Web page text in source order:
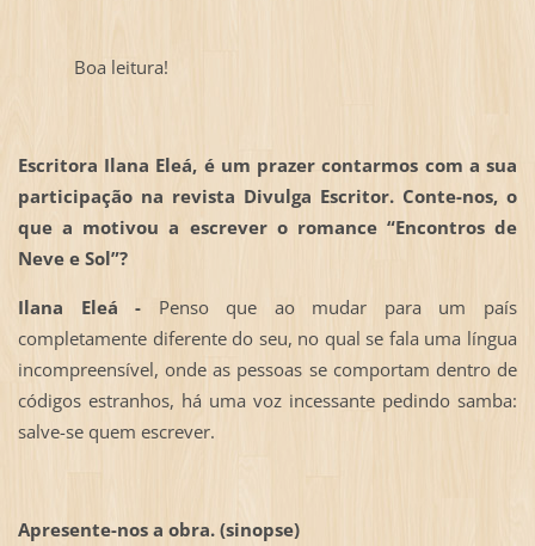
Boa leitura!
Escritora Ilana Eleá, é um prazer contarmos com a sua
participação na revista Divulga Escritor. Conte-nos, o
que a motivou a escrever o romance “Encontros de
Neve e Sol”?
Ilana Eleá - Penso que ao mudar para um país
completamente diferente do seu, no qual se fala uma língua
incompreensível, onde as pessoas se comportam dentro de
códigos estranhos, há uma voz incessante pedindo samba:
salve-se quem escrever.
Apresente-nos a obra. (sinopse)